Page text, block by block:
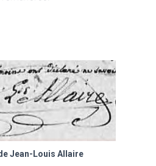
Jean-Louis Allaire